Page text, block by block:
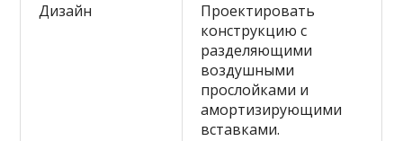
Дизайн
Проектировать
конструкцию с
разделяющими
воздушными
прослойками и
амортизирующими
вставками.